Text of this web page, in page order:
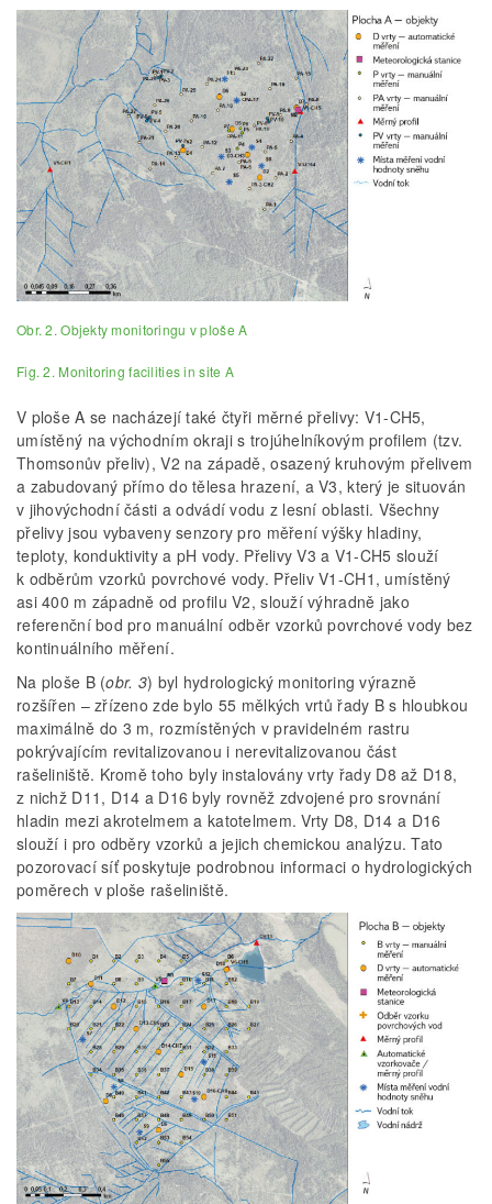
Obr. 2. Objekty monitoringu v ploše A
Fig. 2. Monitoring facilities in site A
V ploše A se nacházejí také čtyři měrné přelivy: V1-CH5,
umístěný na východním okraji s trojúhelníkovým profilem (tzv.
Thomsonův přeliv), V2 na západě, osazený kruhovým přelivem
a zabudovaný přímo do tělesa hrazení, a V3, který je situován
v jihovýchodní části a odvádí vodu z lesní oblasti. Všechny
přelivy jsou vybaveny senzory pro měření výšky hladiny,
teploty, konduktivity a pH vody. Přelivy V3 a V1-CH5 slouží
k odběrům vzorků povrchové vody. Přeliv V1-CH1, umístěný
asi 400 m západně od profilu V2, slouží výhradně jako
referenční bod pro manuální odběr vzorků povrchové vody bez
kontinuálního měření.
Na ploše B (obr. 3) byl hydrologický monitoring výrazně
rozšířen – zřízeno zde bylo 55 mělkých vrtů řady B s hloubkou
maximálně do 3 m, rozmístěných v pravidelném rastru
pokrývajícím revitalizovanou i nerevitalizovanou část
rašeliniště. Kromě toho byly instalovány vrty řady D8 až D18,
z nichž D11, D14 a D16 byly rovněž zdvojené pro srovnání
hladin mezi akrotelmem a katotelmem. Vrty D8, D14 a D16
slouží i pro odběry vzorků a jejich chemickou analýzu. Tato
pozorovací síť poskytuje podrobnou informaci o hydrologických
poměrech v ploše rašeliniště.